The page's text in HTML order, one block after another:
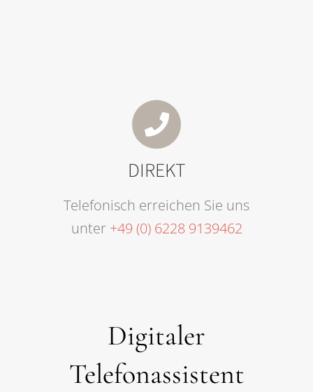
DIREKT
Telefonisch erreichen Sie uns
unter +49 (0) 6228 9139462
Digitaler
Telefonassistent